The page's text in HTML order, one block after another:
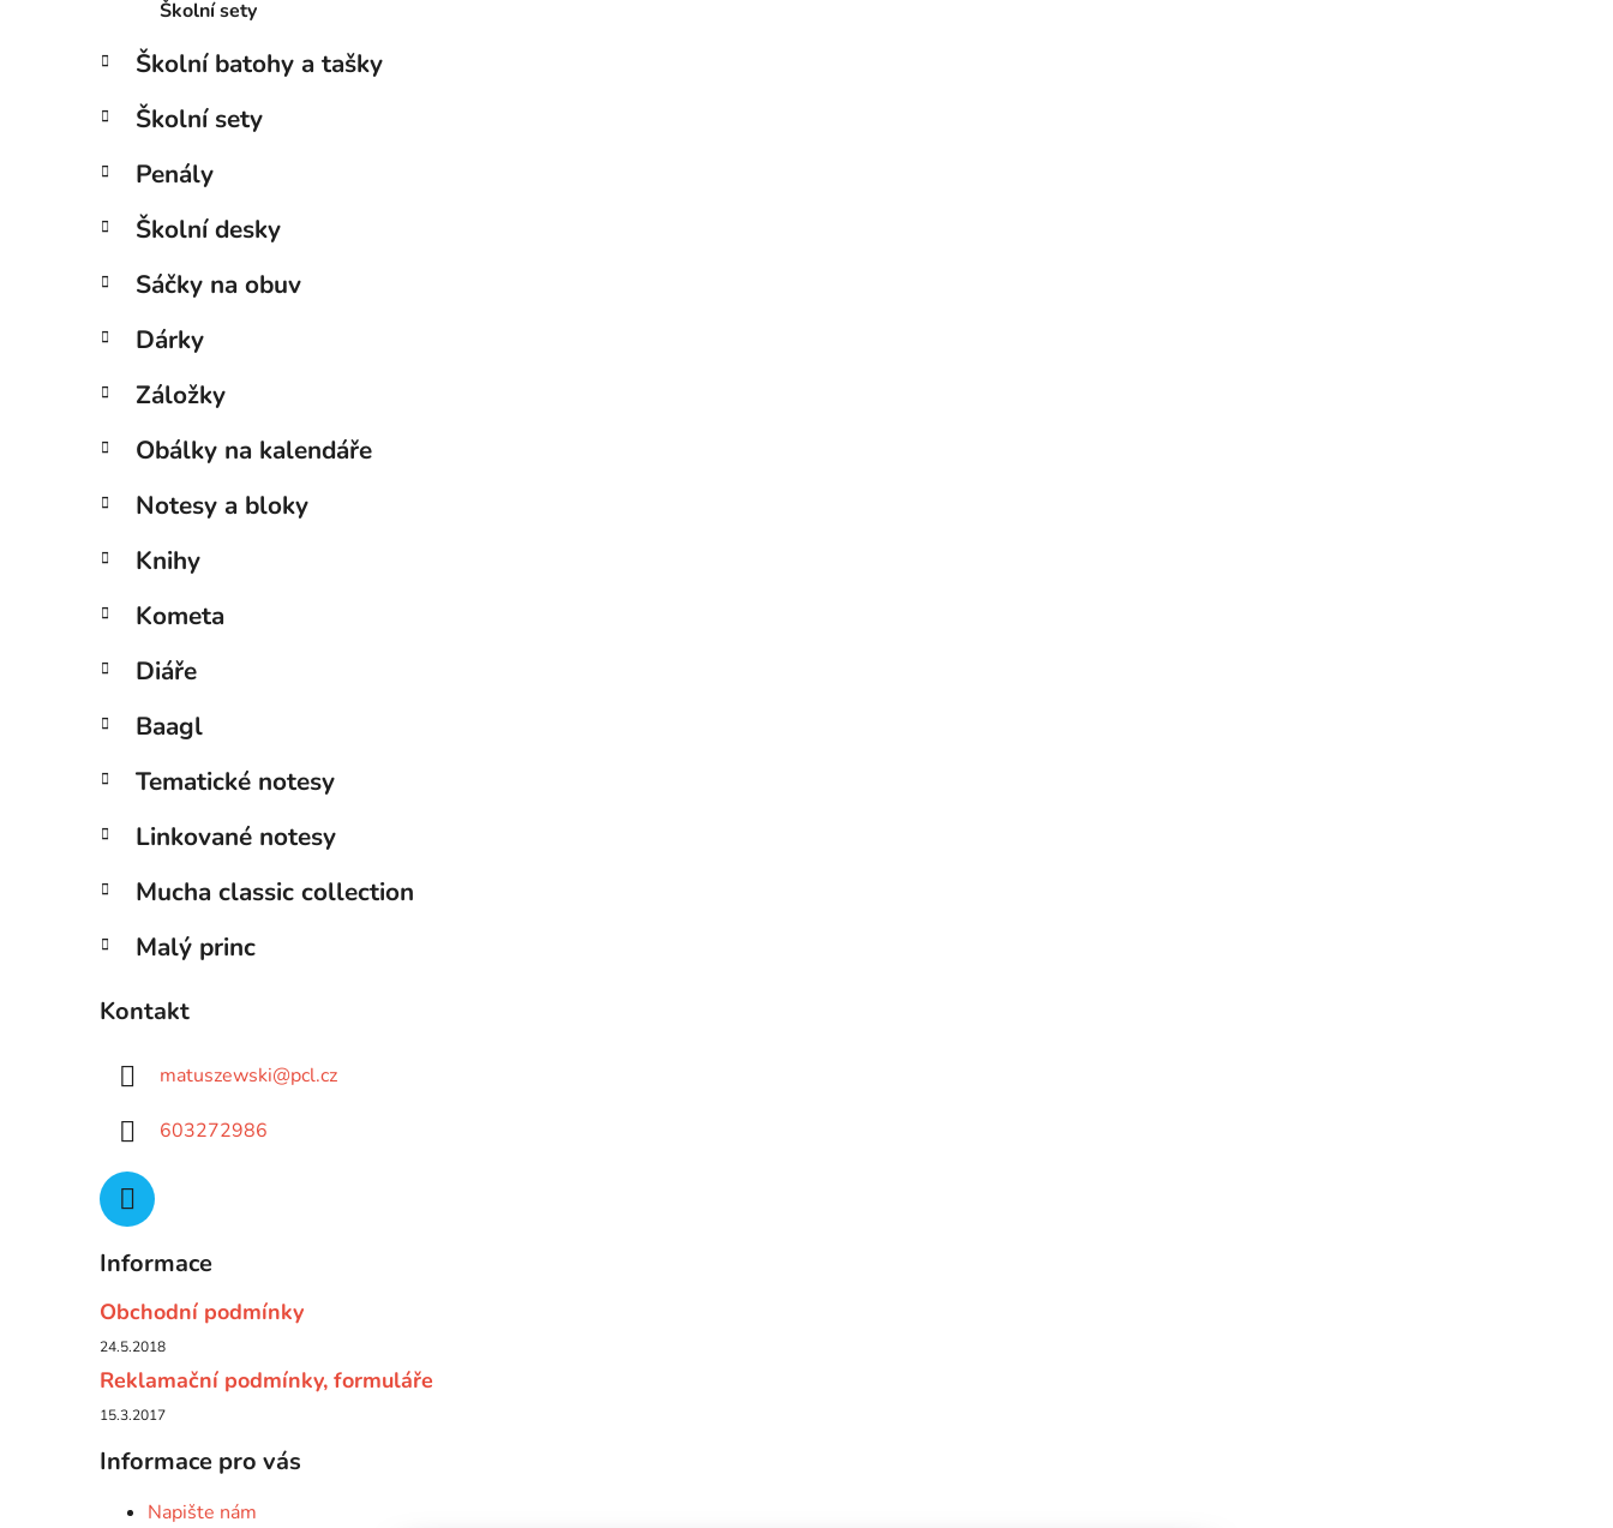
Školní sety
Školní batohy a tašky
Školní sety
Penály
Školní desky
Sáčky na obuv
Dárky
Záložky
Obálky na kalendáře
Notesy a bloky
Knihy
Kometa
Diáře
Baagl
Tematické notesy
Linkované notesy
Mucha classic collection
Malý princ
Kontakt
matuszewski@pcl.cz
603272986
Informace
Obchodní podmínky
24.5.2018
Reklamační podmínky, formuláře
15.3.2017
Informace pro vás
Napište nám